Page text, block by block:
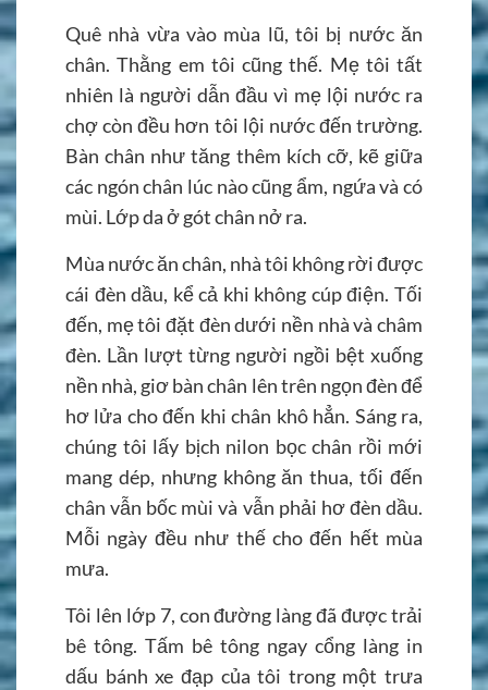
Quê nhà vừa vào mùa lũ, tôi bị nước ăn
chân. Thằng em tôi cũng thế. Mẹ tôi tất
nhiên là người dẫn đầu vì mẹ lội nước ra
chợ còn đều hơn tôi lội nước đến trường.
Bàn chân như tăng thêm kích cỡ, kẽ giữa
các ngón chân lúc nào cũng ẩm, ngứa và có
mùi. Lớp da ở gót chân nở ra.
Mùa nước ăn chân, nhà tôi không rời được
cái đèn dầu, kể cả khi không cúp điện. Tối
đến, mẹ tôi đặt đèn dưới nền nhà và châm
đèn. Lần lượt từng người ngồi bệt xuống
nền nhà, giơ bàn chân lên trên ngọn đèn để
hơ lửa cho đến khi chân khô hẳn. Sáng ra,
chúng tôi lấy bịch nilon bọc chân rồi mới
mang dép, nhưng không ăn thua, tối đến
chân vẫn bốc mùi và vẫn phải hơ đèn dầu.
Mỗi ngày đều như thế cho đến hết mùa
mưa.
Tôi lên lớp 7, con đường làng đã được trải
bê tông. Tấm bê tông ngay cổng làng in
dấu bánh xe đạp của tôi trong một trưa